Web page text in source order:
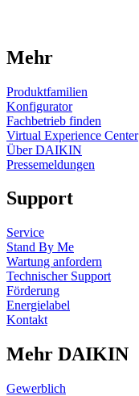
Mehr
Produktfamilien
Konfigurator
Fachbetrieb finden
Virtual Experience Center
Über DAIKIN
Pressemeldungen
Support
Service
Stand By Me
Wartung anfordern
Technischer Support
Förderung
Energielabel
Kontakt
Mehr DAIKIN
Gewerblich